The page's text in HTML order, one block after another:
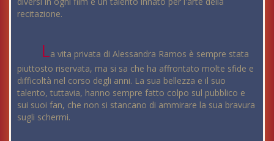
recitazione.
La vita privata di Alessandra Ramos è sempre stata
piuttosto riservata, ma si sa che ha affrontato molte sfide e
difficoltà nel corso degli anni. La sua bellezza e il suo
talento, tuttavia, hanno sempre fatto colpo sul pubblico e
sui suoi fan, che non si stancano di ammirare la sua bravura
sugli schermi.